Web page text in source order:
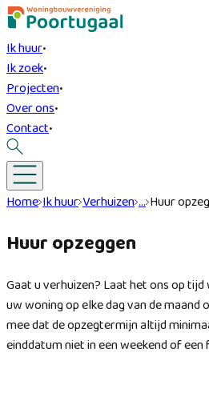
Ik huur•
Ik zoek•
Projecten•
Over ons•
Contact•
Home Ik huur Verhuizen … Huur
Huur opzeggen
Gaat u verhuizen? Laat het ons op
uw woning op elke dag van de maand
mee dat de opzegtermijn altijd
einddatum niet in een weekend of